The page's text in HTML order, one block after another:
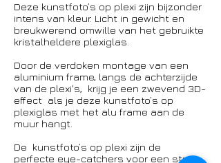
Deze kunstfoto’s op plexi zijn bijzonder
intens van kleur. Licht in gewicht en
breukwerend omwille van het gebruikte
kristalheldere plexiglas.
Door de verdoken montage van een
aluminium frame, langs de achterzijde
van de plexi's, krijg je een zwevend 3D-
effect als je deze kunstfoto’s op
plexiglas met het alu frame aan de
muur hangt.
De kunstfoto’s op plexi zijn de
perfecte eye-catchers voor een strak